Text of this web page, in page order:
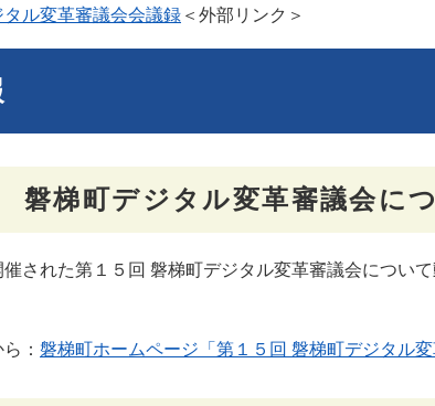
ル変革審議会会議録 ＜外部リンク＞
磐梯町デジタル変革審議会に
された第１５回 磐梯町デジタル変革審議会につい
： 磐梯町ホームページ「第１５回 磐梯町デジタル